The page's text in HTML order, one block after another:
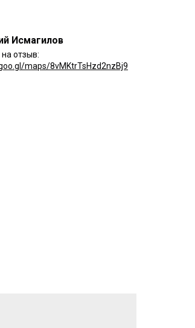
Исмагилов
отзыв:
maps/8vMKtrTsHzd2nzBj9